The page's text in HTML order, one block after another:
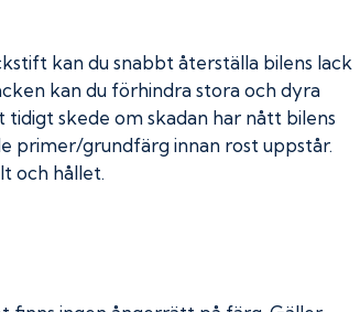
kan du snabbt återställa bilens lack
kan du förhindra stora och dyra
skede om skadan har nått bilens
primer/grundfärg innan rost uppstår.
och hållet.